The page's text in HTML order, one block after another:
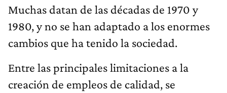
Muchas datan de las décadas de 1970 y
1980, y no se han adaptado a los enormes
cambios que ha tenido la sociedad.
Entre las principales limitaciones a la
creación de empleos de calidad, se